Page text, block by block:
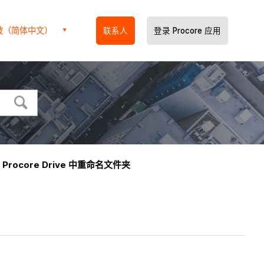
简体中文） 联系人 登录 Procore 应用
Procore Drive 中重命名文件夹